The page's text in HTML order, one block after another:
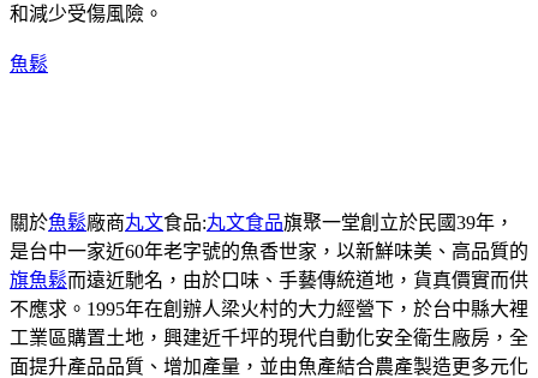
和減少受傷風險。
魚鬆
關於魚鬆廠商丸文食品:丸文食品旗聚一堂創立於民國39年，
是台中一家近60年老字號的魚香世家，以新鮮味美、高品質的
旗魚鬆而遠近馳名，由於口味、手藝傳統道地，貨真價實而供
不應求。1995年在創辦人梁火村的大力經營下，於台中縣大裡
工業區購置土地，興建近千坪的現代自動化安全衛生廠房，全
面提升產品品質、增加產量，並由魚產結合農產製造更多元化